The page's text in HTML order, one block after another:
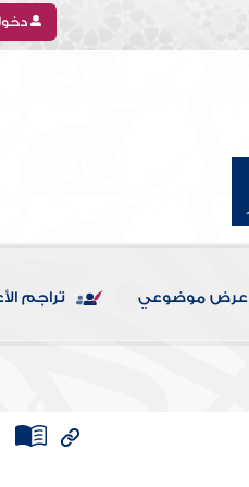
عرض موضوعي تراجم